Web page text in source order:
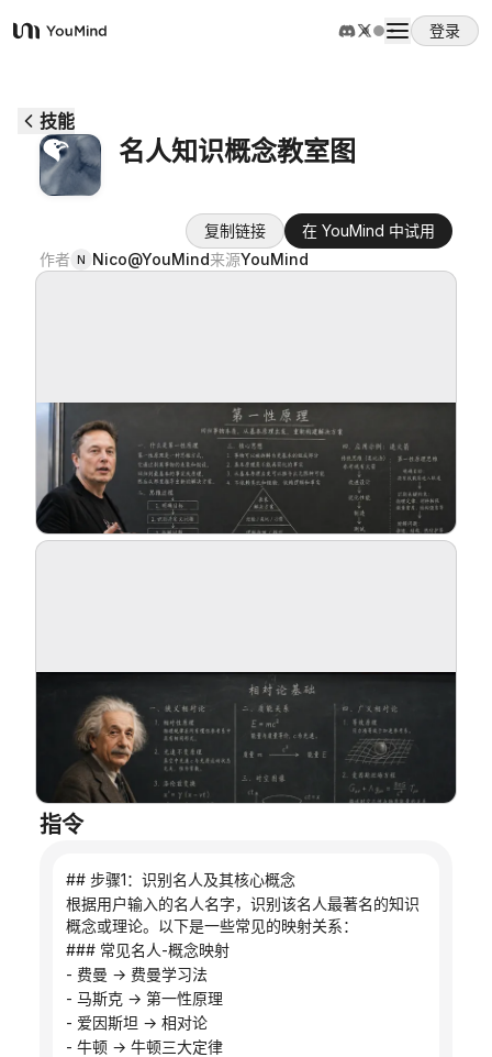
YouMind
登录
使用案例
下载
博客
技能
名人知识概念教室图
复制链接
在 YouMind 中试用
作者 N Nico@YouMind来源YouMind
指令
## 步骤1：识别名人及其核心概念
根据用户输入的名人名字，识别该名人最著名的知识
概念或理论。以下是一些常见的映射关系：
### 常见名人-概念映射
- 费曼 → 费曼学习法
- 马斯克 → 第一性原理
- 爱因斯坦 → 相对论
- 牛顿 → 牛顿三大定律